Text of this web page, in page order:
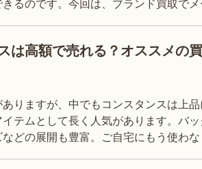
は高額で売れる？オススメの
りますが、中でもコンスタンスは上品
テムとして長く人気があります。バ
どの展開も豊富。ご自宅にもう使わ